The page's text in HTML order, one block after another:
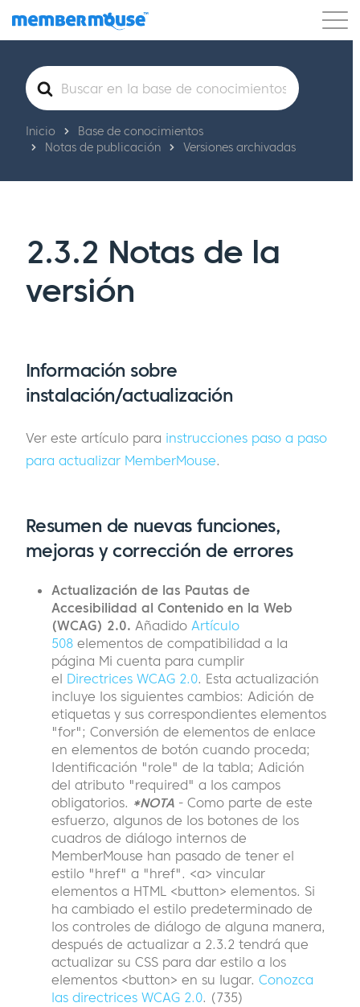
Características Clientes Precios
Comenzar
Buscar
Inicio
Base de conocimientos
Notas de publicación
Versiones archivadas
2.3.2 Notas de la
versión
Información sobre
instalación/actualización
Ver este artículo para instrucciones paso a paso
para actualizar MemberMouse.
Resumen de nuevas funciones,
mejoras y corrección de errores
Actualización de las Pautas de
Accesibilidad al Contenido en la Web
(WCAG) 2.0. Añadido Artículo
508 elementos de compatibilidad a la
página Mi cuenta para cumplir
el Directrices WCAG 2.0. Esta actualización
incluye los siguientes cambios: Adición de
etiquetas y sus correspondientes elementos
"for"; Conversión de elementos de enlace
en elementos de botón cuando proceda;
Identificación "role" de la tabla; Adición
del atributo "required" a los campos
obligatorios. *NOTA - Como parte de este
esfuerzo, algunos de los botones de los
cuadros de diálogo internos de
MemberMouse han pasado de tener el
estilo "href" a "href". <a> vincular
elementos a HTML <button> elementos. Si
ha cambiado el estilo predeterminado de
los controles de diálogo de alguna manera,
después de actualizar a 2.3.2 tendrá que
actualizar su CSS para dar estilo a los
elementos <button> en su lugar. Conozca
las directrices WCAG 2.0. (735)